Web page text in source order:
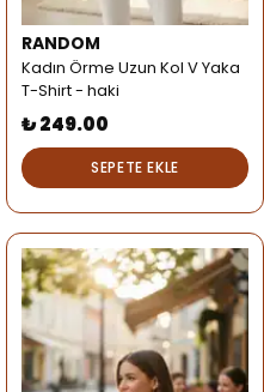
RANDOM
Kadın Örme Uzun Kol V Yaka
T-Shirt - haki
₺ 249.00
SEPETE EKLE